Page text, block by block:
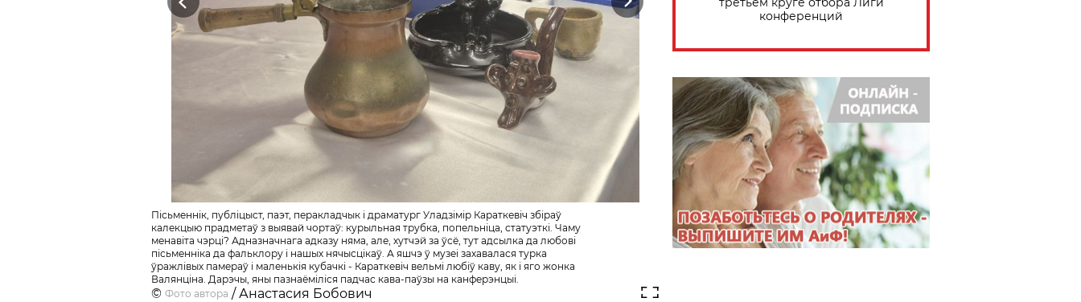
Пісьменнік, публіцыст, паэт, перакладчык і драматург Уладзімір Караткевіч збіраў
калекцыю прадметаў з выявай чортаў: курыльная трубка, попельніца, статуэткі. Чаму
менавіта чэрці? Адназначнага адказу няма, але, хутчэй за ўсё, тут адсылка да любові
пісьменніка да фальклору і нашых нячысцікаў. А яшчэ ў музеі захавалася турка
ўражлівых памераў і маленькія кубачкі - Караткевіч вельмі любіў каву, як і яго жонка
Валянціна. Дарэчы, яны пазнаёміліся падчас кава-паўзы на канферэнцыі.
© Фото автора / Анастасия Бобович
конференций